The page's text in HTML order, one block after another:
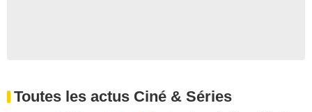
Toutes les actus Ciné & Séries